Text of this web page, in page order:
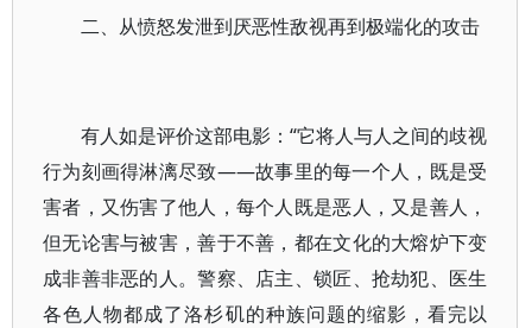
二、从愤怒发泄到厌恶性敌视再到极端化的攻击
有人如是评价这部电影：“它将人与人之间的歧视
行为刻画得淋漓尽致——故事里的每一个人，既是受
害者，又伤害了他人，每个人既是恶人，又是善人，
但无论害与被害，善于不善，都在文化的大熔炉下变
成非善非恶的人。警察、店主、锁匠、抢劫犯、医生
各色人物都成了洛杉矶的种族问题的缩影，看完以